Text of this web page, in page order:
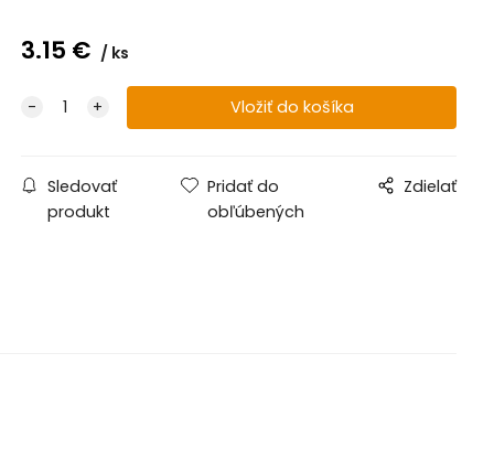
3.15 € ks
Sledovať
produkt
Pridať do
obľúbených
Zdielať